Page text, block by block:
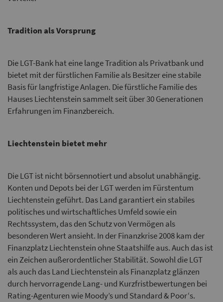
Tradition als Vorsprung
Die LGT-Bank hat eine lange Tradition als Privatbank und
bietet mit der fürstlichen Familie als Besitzer eine stabile
Basis für langfristige Anlagen. Die fürstliche Familie des
Hauses Liechtenstein sammelt seit über 30 Generationen
Erfahrungen im Finanzbereich.
Liechtenstein bietet mehr
Die LGT ist nicht börsennotiert und absolut unabhängig.
Konten und Depots bei der LGT werden im Fürstentum
Liechtenstein geführt. Das Land garantiert ein stabiles
politisches und wirtschaftliches Umfeld sowie ein
Rechtssystem, das den Schutz von Vermögen als
besonderen Wert ansieht. In der Finanzkrise 2008 kam der
Finanzplatz Liechtenstein ohne Staatshilfe aus. Auch das ist
ein Zeichen außerordentlicher Stabilität. Sowohl die LGT
als auch das Land Liechtenstein als Finanzplatz glänzen
durch hervorragende Lang- und Kurzfristbewertungen bei
Rating-Agenturen wie Moody’s und Standard & Poor‘s.